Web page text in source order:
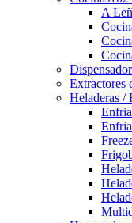
A
Extractores
Heladeras /